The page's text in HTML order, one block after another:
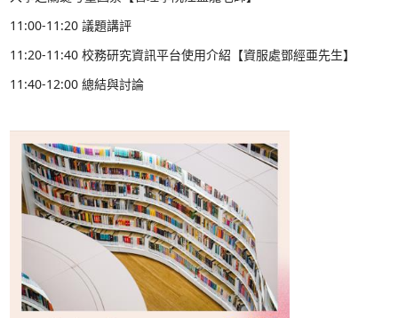
【活動議程】
10:15-10:30 校務研究亮點計畫分享(一)職技人員職
之研究【管理學院黃瓊億老師】
10:30-10:45 校務研究亮點計畫分享(二) 開放元智側
全性分析【總務處蔡旗明副總務長】
10:45-11:00 校務研究亮點計畫分享(三) 探究大一新
大學之關鍵考量因素【管理學院江藍龍老師】